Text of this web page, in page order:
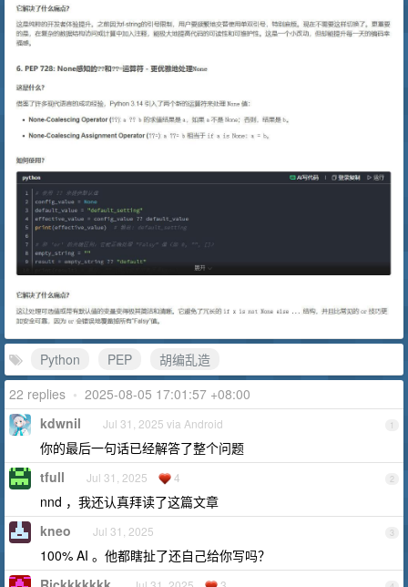
Python PEP
胡编乱造
22 replies • 2025-08-05 17:01:57 +08:00
1
kdwnil Jul 31, 2025 via Android
你的最后一句话已经解答了整个问题
2
tfull Jul 31, 2025 4
nnd ，我还认真拜读了这篇文章
3
kneo Jul 31, 2025
100% AI 。他都瞎扯了还自己给你写吗？